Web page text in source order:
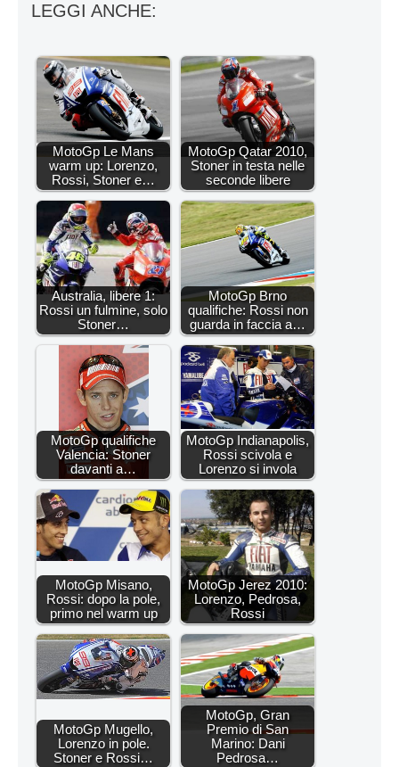
LEGGI ANCHE:
MotoGp Le Mans
warm up: Lorenzo,
Rossi, Stoner e…
MotoGp Qatar 2010,
Stoner in testa nelle
seconde libere
Australia, libere 1:
Rossi un fulmine, solo
Stoner…
MotoGp Brno
qualifiche: Rossi non
guarda in faccia a…
MotoGp qualifiche
Valencia: Stoner
davanti a…
MotoGp Indianapolis,
Rossi scivola e
Lorenzo si invola
MotoGp Misano,
Rossi: dopo la pole,
primo nel warm up
MotoGp Jerez 2010:
Lorenzo, Pedrosa,
Rossi
MotoGp Mugello,
Lorenzo in pole.
Stoner e Rossi…
MotoGp, Gran
Premio di San
Marino: Dani
Pedrosa…